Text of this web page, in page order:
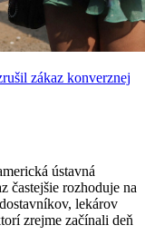
zákaz konverznej
ústavná
častejšie rozhoduje na
lekárov
zrejme začínali deň